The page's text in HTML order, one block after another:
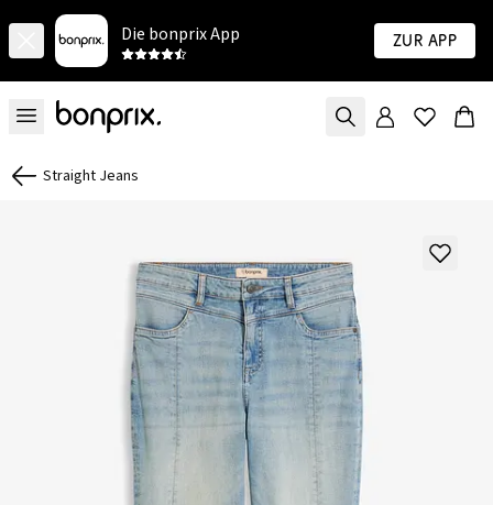
Die bonprix App Zur App
Straight Jeans